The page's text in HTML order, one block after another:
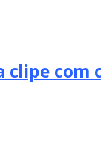
clipe com